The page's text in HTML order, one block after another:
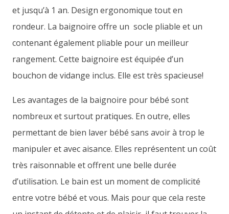
et jusqu’à 1 an. Design ergonomique tout en
rondeur. La baignoire offre un socle pliable et un
contenant également pliable pour un meilleur
rangement. Cette baignoire est équipée d’un
bouchon de vidange inclus. Elle est très spacieuse!
Les avantages de la baignoire pour bébé sont
nombreux et surtout pratiques. En outre, elles
permettant de bien laver bébé sans avoir à trop le
manipuler et avec aisance. Elles représentent un coût
très raisonnable et offrent une belle durée
d’utilisation. Le bain est un moment de complicité
entre votre bébé et vous. Mais pour que cela reste